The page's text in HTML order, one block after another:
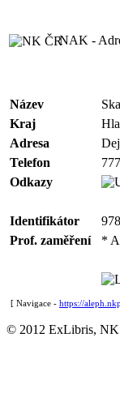
NAK -
Název
Kraj
Adresa
Telefon
Odkazy
Identifikátor
Prof. zaměření
*
[ Navigace - https://
© 2012 ExLibris, NK